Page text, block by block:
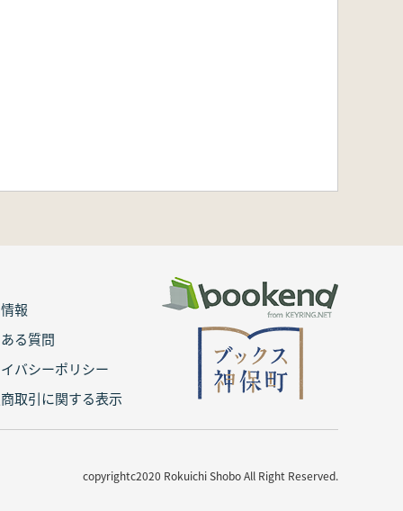
報
る質問
バシーポリシー
取引に関する表示
copyrightc2020 Rokuichi Shobo All Right Reserved.